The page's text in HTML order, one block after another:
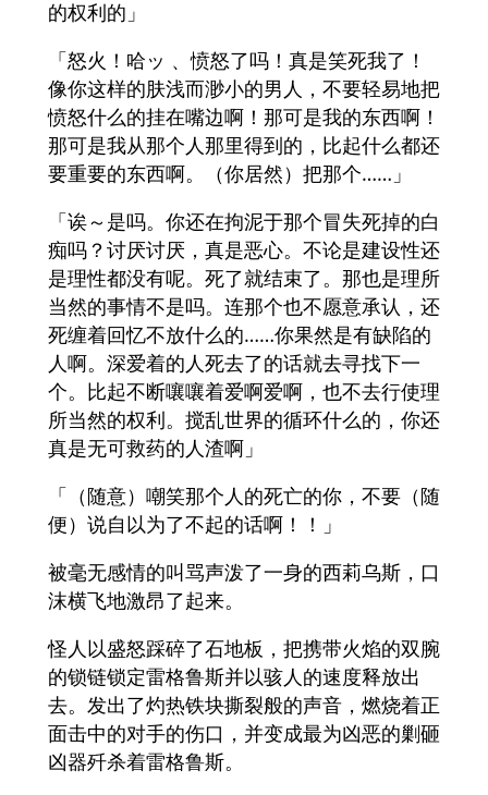
的权利的」
「怒火！哈ッ 、愤怒了吗！真是笑死我了！
像你这样的肤浅而渺小的男人，不要轻易地把
愤怒什么的挂在嘴边啊！那可是我的东西啊！
那可是我从那个人那里得到的，比起什么都还
要重要的东西啊。（你居然）把那个……」
「诶～是吗。你还在拘泥于那个冒失死掉的白
痴吗？讨厌讨厌，真是恶心。不论是建设性还
是理性都没有呢。死了就结束了。那也是理所
当然的事情不是吗。连那个也不愿意承认，还
死缠着回忆不放什么的……你果然是有缺陷的
人啊。深爱着的人死去了的话就去寻找下一
个。比起不断嚷嚷着爱啊爱啊，也不去行使理
所当然的权利。搅乱世界的循环什么的，你还
真是无可救药的人渣啊」
「（随意）嘲笑那个人的死亡的你，不要（随
便）说自以为了不起的话啊！！」
被毫无感情的叫骂声泼了一身的西莉乌斯，口
沫横飞地激昂了起来。
怪人以盛怒踩碎了石地板，把携带火焰的双腕
的锁链锁定雷格鲁斯并以骇人的速度释放出
去。发出了灼热铁块撕裂般的声音，燃烧着正
面击中的对手的伤口，并变成最为凶恶的剿砸
凶器歼杀着雷格鲁斯。